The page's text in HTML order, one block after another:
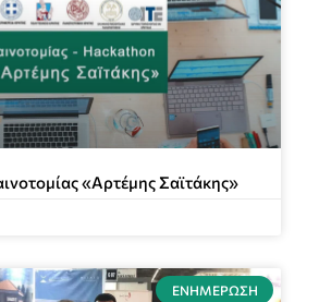
«Αρτέμης Σαϊτάκης»
ΕΝΗΜΈΡΩΣΗ